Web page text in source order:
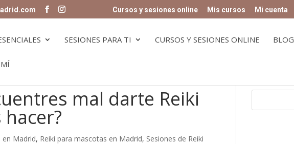
Cursos y sesiones online Mis cursos Mi cuenta
SESIONES PARA TI CURSOS Y SESIONES ONLINE BLOG
mal darte Reiki
en Madrid, Reiki para mascotas en Madrid, Sesiones de Reiki